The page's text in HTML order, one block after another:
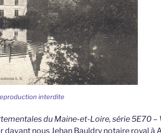
interdite
du Maine-et-Loire, série 5E70 –
davant nous Jehan Bauldry notaire royal à